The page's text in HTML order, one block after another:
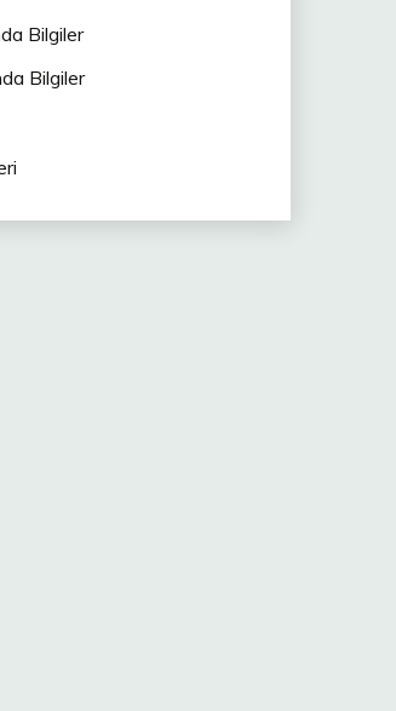
Bilgiler
Bilgiler